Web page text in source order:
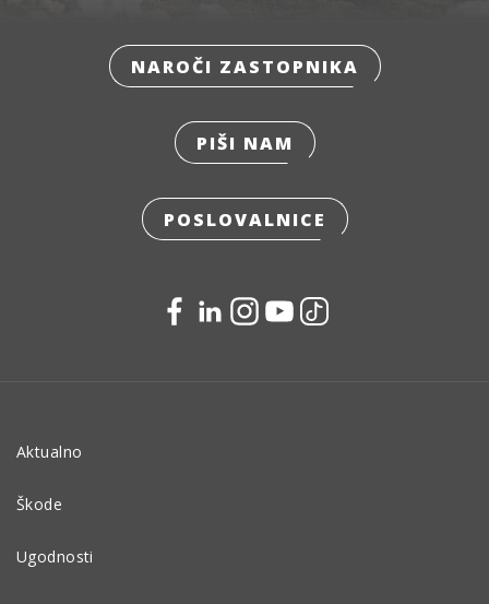
NAROČI ZASTOPNIKA
PIŠI NAM
POSLOVALNICE
Aktualno
Škode
Ugodnosti